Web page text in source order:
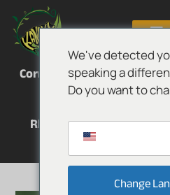
Correlophus ciliatus
Mniarogekko
Rhacodactylus leachianus
We've detected
speaking a
Do you want to
Change